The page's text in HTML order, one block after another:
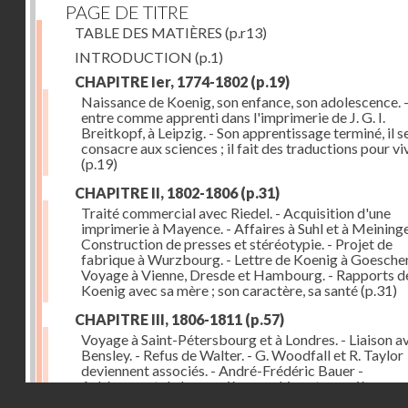
PAGE DE TITRE
TABLE DES MATIÈRES (p.r13)
INTRODUCTION (p.1)
CHAPITRE Ier, 1774-1802 (p.19)
Naissance de Koenig, son enfance, son adolescence.
entre comme apprenti dans l'imprimerie de J. G. I.
Breitkopf, à Leipzig. - Son apprentissage terminé, il
consacre aux sciences ; il fait des traductions pour
(p.19)
CHAPITRE II, 1802-1806(p.31)
Traité commercial avec Riedel. - Acquisition d'une
imprimerie à Mayence. - Affaires à Suhl et à
Construction de presses et stéréotypie. - Projet de
fabrique à Wurzbourg. - Lettre de Koenig à
Voyage à Vienne, Dresde et Hambourg. - Rapports
Koenig avec sa mère ; son caractère, sa santé(p.31)
CHAPITRE III, 1806-1811 (p.57)
Voyage à Saint-Pétersbourg et à Londres. - Liaison
Bensley. - Refus de Walter. - G. Woodfall et R. Taylor
deviennent associés. - André-Frédéric Bauer -
Achèvement de la première machine et premières